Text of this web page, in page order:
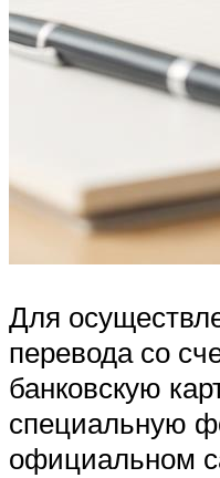
Для
перевода со
банковскую
специальную
официальном